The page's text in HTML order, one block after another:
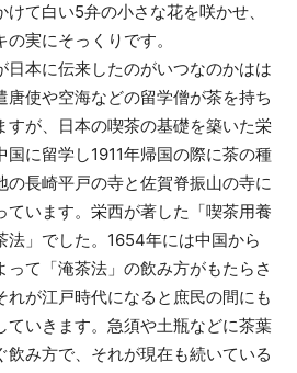
て白い5弁の小さな花を咲かせ、
実にそっくりです。
本に伝来したのがいつなのかはは
唐使や空海などの留学僧が茶を持ち
すが、日本の喫茶の基礎を築いた栄
に留学し1911年帰国の際に茶の種
の長崎平戸の寺と佐賀脊振山の寺に
ています。栄西が著した「喫茶用養
法」でした。1654年には中国から
て「淹茶法」の飲み方がもたらさ
れが江戸時代になると庶民の間にも
ていきます。急須や土瓶などに茶葉
飲み方で、それが現在も続いている